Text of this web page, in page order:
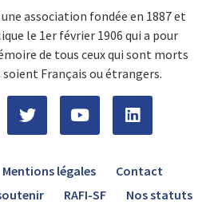
association fondée en 1887 et
le 1er février 1906 qui a pour
de tous ceux qui sont morts
soient Français ou étrangers.
Mentions légales
Contact
RAFI-SF Nos statuts